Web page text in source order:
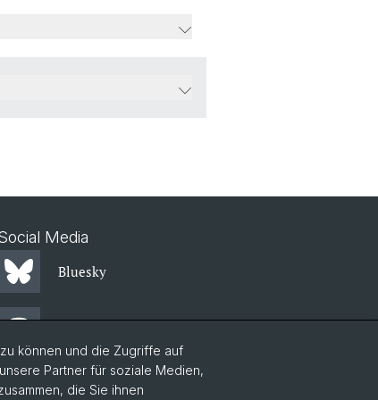
Media
Bluesky
LinkedIn
können und die Zugriffe auf
Partner für soziale Medien,
die Sie ihnen